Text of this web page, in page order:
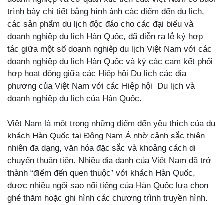
trình bày chi tiết bằng hình ảnh các điểm đến du lịch,
các sản phẩm du lịch độc đáo cho các đại biểu và
doanh nghiệp du lịch Hàn Quốc, đã diễn ra lễ ký hợp
tác giữa một số doanh nghiệp du lịch Việt Nam với các
doanh nghiệp du lịch Hàn Quốc và ký các cam kết phối
hợp hoạt động giữa các Hiệp hội Du lịch các địa
phương của Việt Nam với các Hiệp hội Du lịch và
doanh nghiệp du lịch của Hàn Quốc.
Việt Nam là một trong những điểm đến yêu thích của du
khách Hàn Quốc tại Đông Nam Á nhờ cảnh sắc thiên
nhiên đa dạng, văn hóa đặc sắc và khoảng cách di
chuyển thuận tiện. Nhiều địa danh của Việt Nam đã trở
thành “điểm đến quen thuộc” với khách Hàn Quốc,
được nhiều ngôi sao nổi tiếng của Hàn Quốc lựa chọn
ghé thăm hoặc ghi hình các chương trình truyền hình.